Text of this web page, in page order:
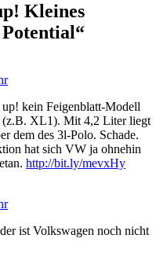
Kleines
“
kein Feigenblatt-Modell
(z.B. XL1). Mit 4,2 Liter liegt
dem des 3l-Polo. Schade.
hat sich VW ja ohnehin
http://bit.ly/mevxHy
ist Volkswagen noch nicht